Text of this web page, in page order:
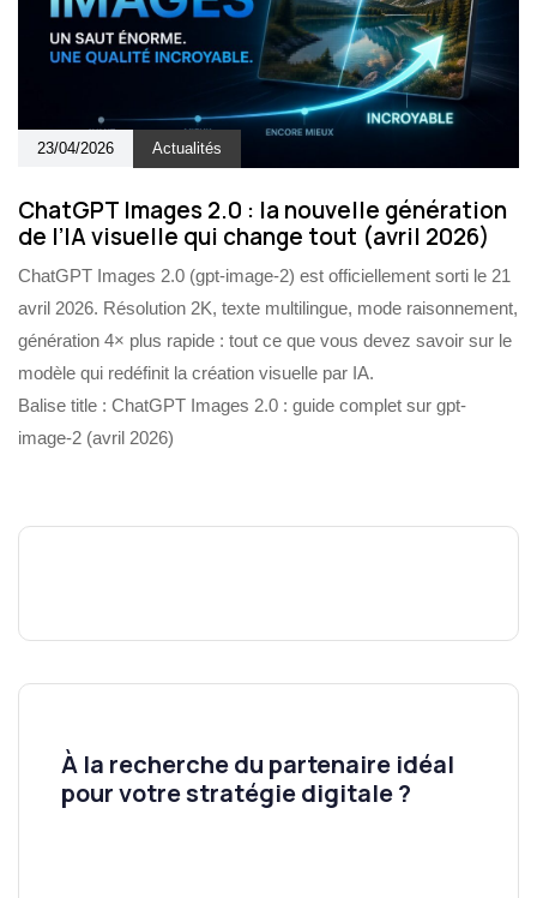
23/04/2026 Actualités
ChatGPT Images 2.0 : la nouvelle génération
de l’IA visuelle qui change tout (avril 2026)
ChatGPT Images 2.0 (gpt-image-2) est officiellement sorti le 21
avril 2026. Résolution 2K, texte multilingue, mode raisonnement,
génération 4× plus rapide : tout ce que vous devez savoir sur le
modèle qui redéfinit la création visuelle par IA.
Balise title : ChatGPT Images 2.0 : guide complet sur gpt-
image-2 (avril 2026)
À la recherche du partenaire idéal
pour votre stratégie digitale ?